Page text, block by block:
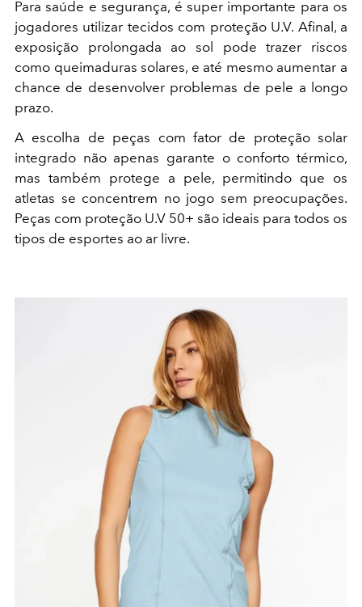
Para saúde e segurança, é super importante para os
jogadores utilizar tecidos com proteção U.V. Afinal, a
exposição prolongada ao sol pode trazer riscos
como queimaduras solares, e até mesmo aumentar a
chance de desenvolver problemas de pele a longo
prazo.
A escolha de peças com fator de proteção solar
integrado não apenas garante o conforto térmico,
mas também protege a pele, permitindo que os
atletas se concentrem no jogo sem preocupações.
Peças com proteção U.V 50+ são ideais para todos os
tipos de esportes ao ar livre.